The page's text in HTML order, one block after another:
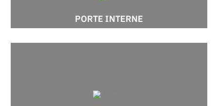
PORTE INTERNE